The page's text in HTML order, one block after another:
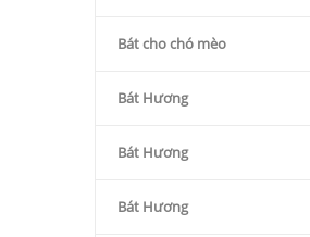
Bát cho chó mèo
Bát Hương
Bát Hương
Bát Hương